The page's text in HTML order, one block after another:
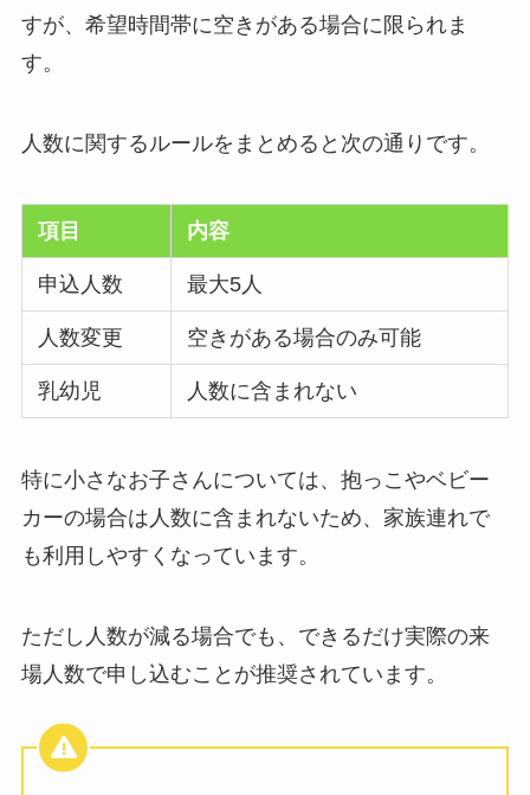
すが、希望時間帯に空きがある場合に限られま
す。
人数に関するルールをまとめると次の通りです。
項目 内容
申込人数 最大5人
人数変更 空きがある場合のみ可能
乳幼児 人数に含まれない
特に小さなお子さんについては、抱っこやベビー
カーの場合は人数に含まれないため、家族連れで
も利用しやすくなっています。
ただし人数が減る場合でも、できるだけ実際の来
場人数で申し込むことが推奨されています。